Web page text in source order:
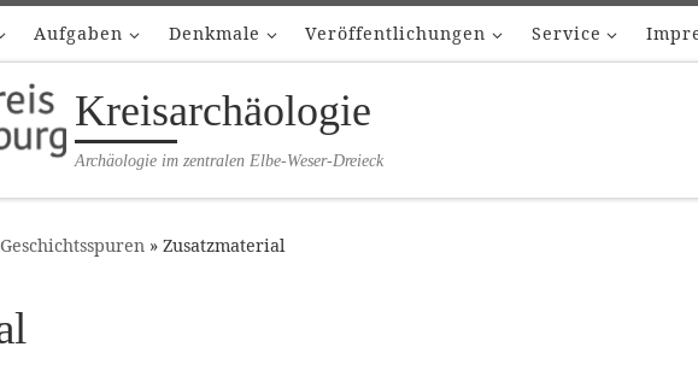
Aufgaben Denkmale Veröffentlichungen Service
Kreisarchäologie
Archäologie im zentralen Elbe-Weser-Dreieck
Geschichtsspuren » Zusatzmaterial